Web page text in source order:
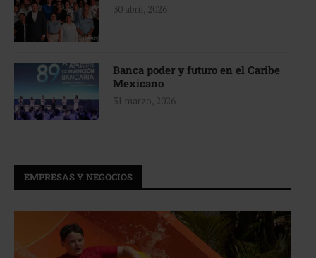
30 abril, 2026
Banca poder y futuro en el Caribe
Mexicano
31 marzo, 2026
EMPRESAS Y NEGOCIOS